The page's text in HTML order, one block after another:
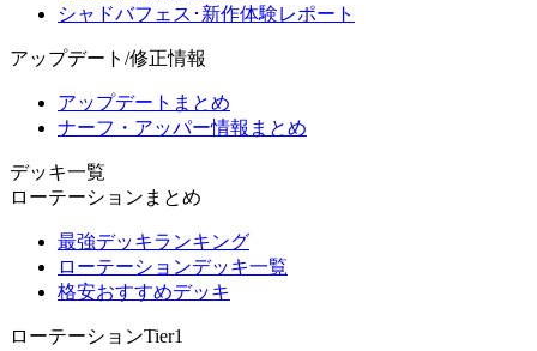
シャドバフェス･新作体験レポート
アップデート/修正情報
アップデートまとめ
ナーフ・アッパー情報まとめ
デッキ一覧
ローテーションまとめ
最強デッキランキング
ローテーションデッキ一覧
格安おすすめデッキ
ローテーションTier1